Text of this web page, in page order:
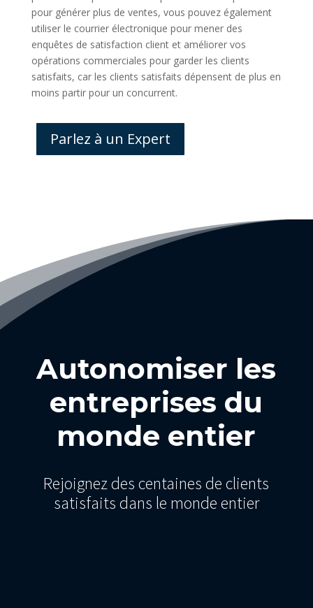
pour générer plus de ventes, vous pouvez également
utiliser le courrier électronique pour mener des
enquêtes de satisfaction client et améliorer vos
opérations commerciales pour garder les clients
satisfaits, car les clients satisfaits dépensent de plus en
moins partir pour un concurrent.
Parlez à un Expert
Autonomiser les
entreprises du
monde entier
Rejoignez des centaines de clients
satisfaits dans le monde entier